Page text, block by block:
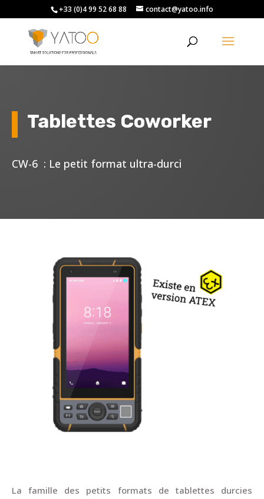
+33 (0)4 99 52 68 88 contact@yatoo.info
Tablettes Coworker
CW-6 : Le petit format ultra-durci
La famille des petits formats de tablettes durcies